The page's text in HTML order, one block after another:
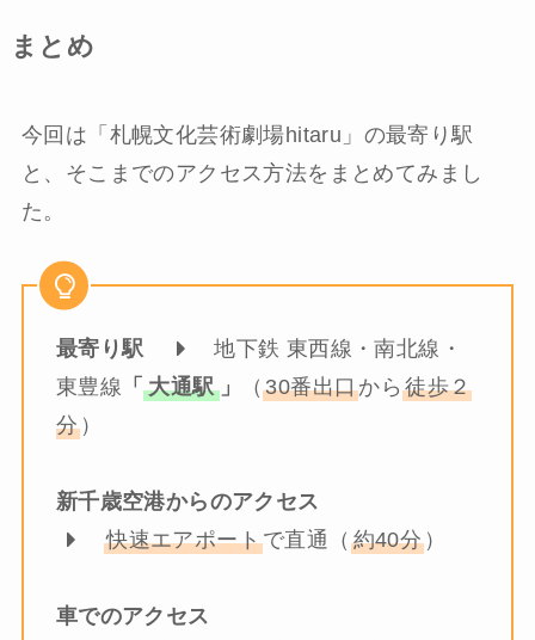
まとめ
今回は「札幌文化芸術劇場hitaru」の最寄り駅
と、そこまでのアクセス方法をまとめてみまし
た。
最寄り駅
地下鉄 東西線・南北線・
東豊線 「 大通駅 」 （30番出口から徒歩２
分 ）
新千歳空港からのアクセス
快速エアポートで直通（ 約40分 ）
車でのアクセス